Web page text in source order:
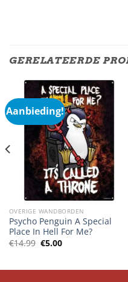
GERELATEERDE
Aanbieding!
OVERIGE WANDBORDEN
Psycho Penguin A Special
Place In Hell For Me?
€14.99 Oorspronkelijke
prijs
€5.00Huidige
prijs